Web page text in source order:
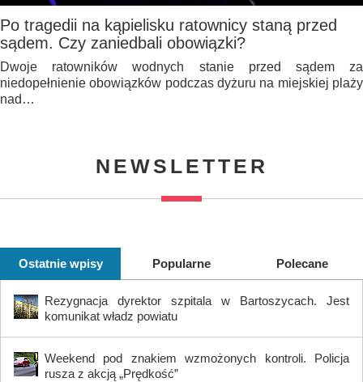
Po tragedii na kąpielisku ratownicy staną przed
sądem. Czy zaniedbali obowiązki?
Dwoje ratowników wodnych stanie przed sądem za
niedopełnienie obowiązków podczas dyżuru na miejskiej plaży
nad…
NEWSLETTER
Ostatnie wpisy Popularne Polecane
Rezygnacja dyrektor szpitala w Bartoszycach. Jest
komunikat władz powiatu
Weekend pod znakiem wzmożonych kontroli. Policja
rusza z akcją „Prędkość”